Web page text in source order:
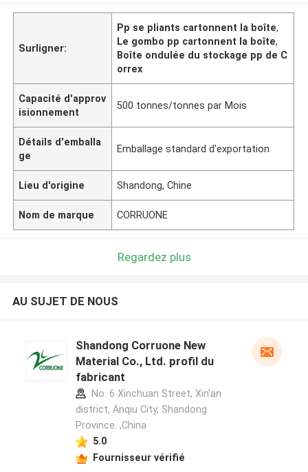
Surligner:
Pp se pliants cartonnent la boîte,
Le gombo pp cartonnent la boîte,
Boîte ondulée du stockage pp de C
orrex
Capacité d'approv
isionnement
500 tonnes/tonnes par Mois
Détails d'emballa
ge
Emballage standard d'exportation
Lieu d'origine Shandong, Chine
Nom de marque CORRUONE
Regardez plus
AU SUJET DE NOUS
Shandong Corruone New
Material Co., Ltd. profil du
fabricant
No. 6 Xinchuan Street, Xin'an
district, Anqiu City, Shandong
Province. ,China
5.0
Fournisseur vérifié